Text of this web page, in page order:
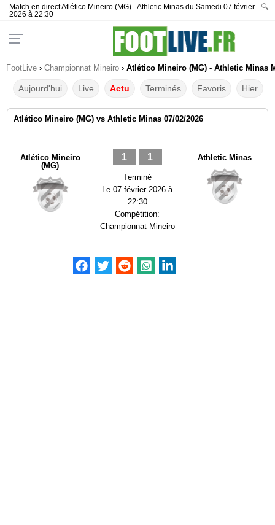
Match en direct Atlético Mineiro (MG) - Athletic Minas du Samedi 07 février
2026 à 22:30
🔍
FootLive › Championnat Mineiro › Atlético Mineiro (MG) - Athletic Minas
Aujourd'hui Live Actu Terminés Favoris Hier
Atlético Mineiro (MG) vs Athletic Minas 07/02/2026
Atlético Mineiro
(MG)
1 1
Terminé
Le07 février 2026 à
22:30
Compétition:
Championnat Mineiro
Athletic Minas